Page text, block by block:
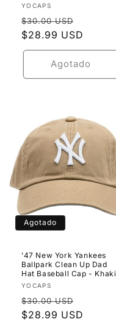
Proveedor:
YOCAPS
Precio
habitual
$30.00 USD
de
oferta
$28.99 USD
Agotado
Agotado
'47 New York Yankees
Ballpark Clean Up Dad
Hat Baseball Cap - Khaki
Proveedor:
YOCAPS
Precio
habitual
$30.00 USD
de
$28.99 USD